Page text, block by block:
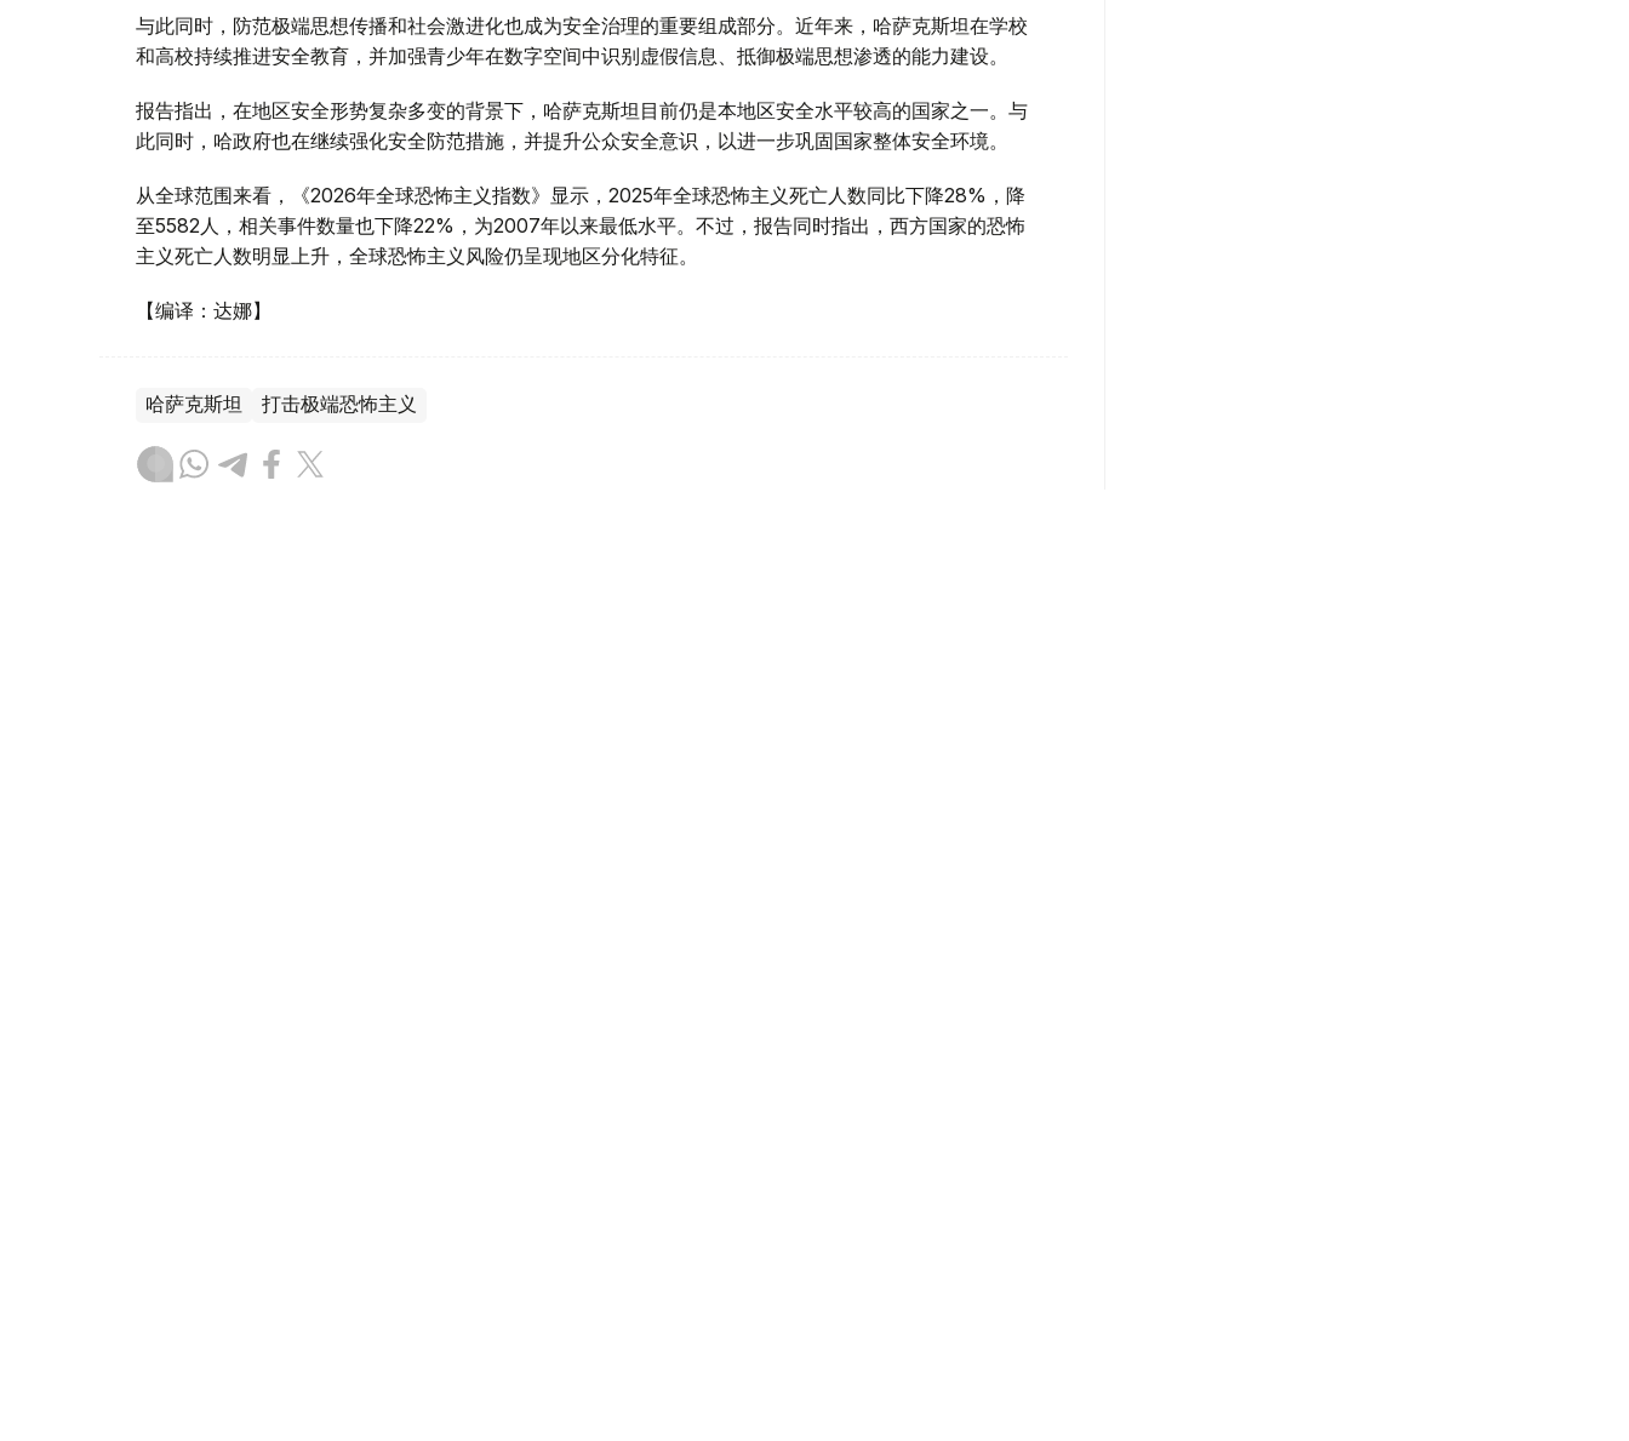
与此同时，防范极端思想传播和社会激进化也成为安全治理的重要组成部分。近年来，哈萨克斯坦在学校
和高校持续推进安全教育，并加强青少年在数字空间中识别虚假信息、抵御极端思想渗透的能力建设。
报告指出，在地区安全形势复杂多变的背景下，哈萨克斯坦目前仍是本地区安全水平较高的国家之一。与
此同时，哈政府也在继续强化安全防范措施，并提升公众安全意识，以进一步巩固国家整体安全环境。
从全球范围来看，《2026年全球恐怖主义指数》显示，2025年全球恐怖主义死亡人数同比下降28%，降
至5582人，相关事件数量也下降22%，为2007年以来最低水平。不过，报告同时指出，西方国家的恐怖
主义死亡人数明显上升，全球恐怖主义风险仍呈现地区分化特征。
【编译：达娜】
哈萨克斯坦 打击极端恐怖主义